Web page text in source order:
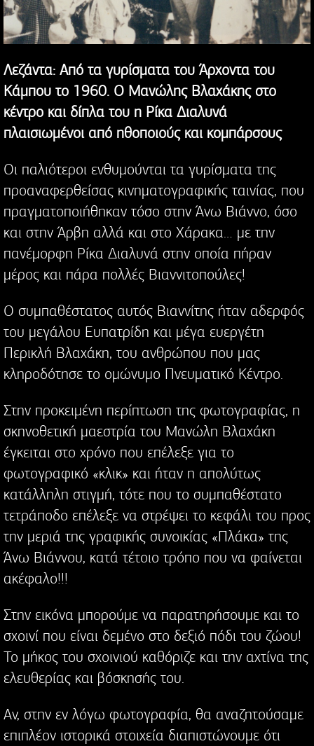
Λεζάντα: Από τα γυρίσματα του Άρχοντα του
Κάμπου το 1960. Ο Μανώλης Βλαχάκης στο
κέντρο και δίπλα του η Ρίκα Διαλυνά
πλαισιωμένοι από ηθοποιούς και κομπάρσους
Οι παλιότεροι ενθυμούνται τα γυρίσματα της
προαναφερθείσας κινηματογραφικής ταινίας, που
πραγματοποιήθηκαν τόσο στην Άνω Βιάννο, όσο
και στην Άρβη αλλά και στο Χάρακα… με την
πανέμορφη Ρίκα Διαλυνά στην οποία πήραν
μέρος και πάρα πολλές Βιαννιτοπούλες!
Ο συμπαθέστατος αυτός Βιαννίτης ήταν αδερφός
του μεγάλου Ευπατρίδη και μέγα ευεργέτη
Περικλή Βλαχάκη, του ανθρώπου που μας
κληροδότησε το ομώνυμο Πνευματικό Κέντρο.
Στην προκειμένη περίπτωση της φωτογραφίας, η
σκηνοθετική μαεστρία του Μανώλη Βλαχάκη
έγκειται στο χρόνο που επέλεξε για το
φωτογραφικό «κλικ» και ήταν η απολύτως
κατάλληλη στιγμή, τότε που το συμπαθέστατο
τετράποδο επέλεξε να στρέψει το κεφάλι του προς
την μεριά της γραφικής συνοικίας «Πλάκα» της
Άνω Βιάννου, κατά τέτοιο τρόπο που να φαίνεται
ακέφαλο!!!
Στην εικόνα μπορούμε να παρατηρήσουμε και το
σχοινί που είναι δεμένο στο δεξιό πόδι του ζώου!
Το μήκος του σχοινιού καθόριζε και την αχτίνα της
ελευθερίας και βόσκησής του.
Αν, στην εν λόγω φωτογραφία, θα αναζητούσαμε
επιπλέον ιστορικά στοιχεία διαπιστώνουμε ότι